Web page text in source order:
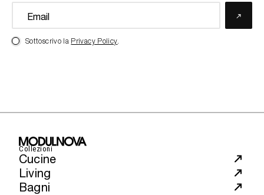
Sottoscrivo la Privacy Policy.
Collezioni
Cucine
Living
Bagni